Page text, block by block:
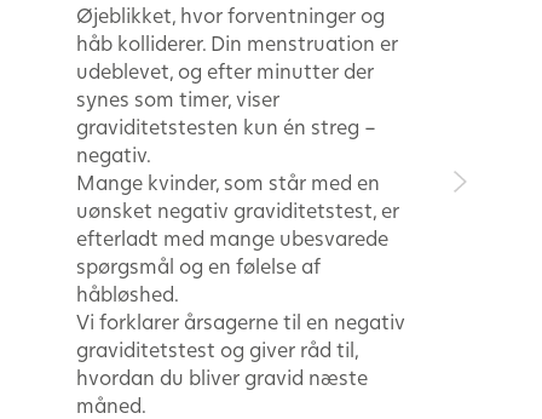
Øjeblikket, hvor forventninger og
håb kolliderer. Din menstruation er
udeblevet, og efter minutter der
synes som timer, viser
graviditetstesten kun én streg –
negativ.
Mange kvinder, som står med en
uønsket negativ graviditetstest, er
efterladt med mange ubesvarede
spørgsmål og en følelse af
håbløshed.
Vi forklarer årsagerne til en negativ
graviditetstest og giver råd til,
hvordan du bliver gravid næste
måned.